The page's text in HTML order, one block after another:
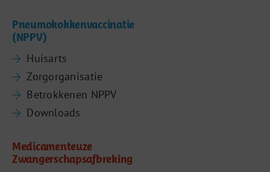
Pneumokokkenvaccinatie
(NPPV)
Huisarts
Zorgorganisatie
Betrokkenen NPPV
Downloads
Medicamenteuze
Zwangerschapsafbreking